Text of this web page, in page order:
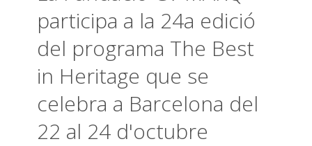
participa a la 24a edició
del programa The Best
in Heritage que se
celebra a Barcelona del
22 al 24 d'octubre